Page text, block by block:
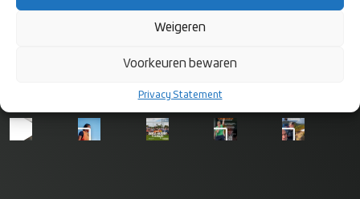
Weigeren
Voorkeuren bewaren
Privacy Statement